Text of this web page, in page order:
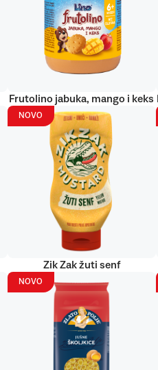
Frutolino jabuka, mango i keks
NOVO
Zik Zak žuti senf
NOVO